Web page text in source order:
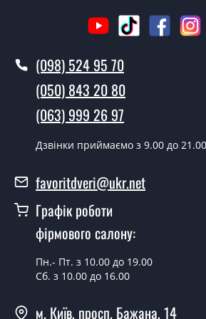
Як швидко можете
Термопласт
У той самий день протягом кількох
наявності їх на складі, чи
Чи можна на сьогодні
замірника?
Так можна.
У вас є в наявності
вхідні?
Так, ми маємо великий асортимент
дверей.
Яка вартість
Від 5200 грн.
(098) 524 95 70
(050) 843 20 80
(063) 999 26 97
Дзвінки приймаємо з 9.00 до
favoritdveri@ukr.net
Графік роботи
фірмового салону:
Пн.- Пт. з 10.00 до 19.00
Сб. з 10.00 до 16.00
м. Київ, просп. Бажана, 14